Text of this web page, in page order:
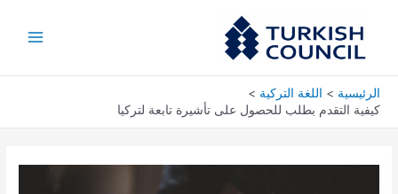
المحتوى
الرئيسية
اللغة التركية
كيفية التقدم بطلب للحصول على تأشيرة تابعة لتركيا